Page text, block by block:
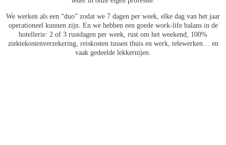
We werken als een “duo” zodat we 7 dagen per week, elke dag van het jaar
operationeel kunnen zijn. En we hebben een goede work-life balans in de
hotellerie: 2 of 3 rustdagen per week, rust om het weekend, 100%
ziektekostenverzekering, reiskosten tussen thuis en werk, telewerken… en
vaak gedeelde lekkernijen.